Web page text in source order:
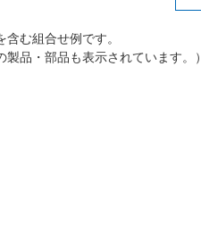
む組合せ例です。
製品・部品も表示されています。）